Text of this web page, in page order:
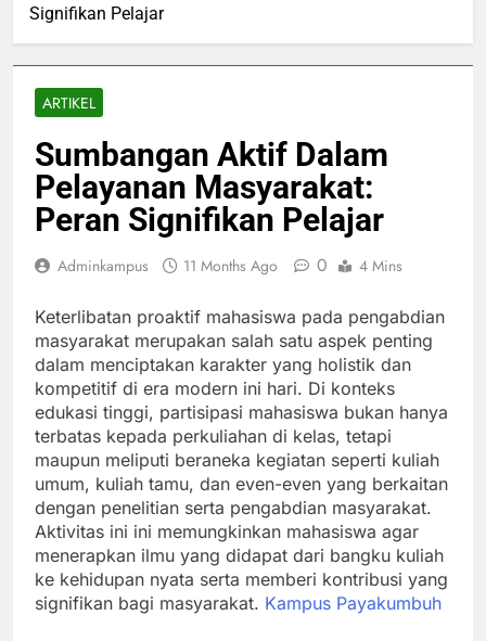
Signifikan Pelajar
ARTIKEL
Sumbangan Aktif Dalam
Pelayanan Masyarakat:
Peran Signifikan Pelajar
Adminkampus 11 Months Ago 0 4 Mins
Keterlibatan proaktif mahasiswa pada pengabdian
masyarakat merupakan salah satu aspek penting
dalam menciptakan karakter yang holistik dan
kompetitif di era modern ini hari. Di konteks
edukasi tinggi, partisipasi mahasiswa bukan hanya
terbatas kepada perkuliahan di kelas, tetapi
maupun meliputi beraneka kegiatan seperti kuliah
umum, kuliah tamu, dan even-even yang berkaitan
dengan penelitian serta pengabdian masyarakat.
Aktivitas ini ini memungkinkan mahasiswa agar
menerapkan ilmu yang didapat dari bangku kuliah
ke kehidupan nyata serta memberi kontribusi yang
signifikan bagi masyarakat. Kampus Payakumbuh